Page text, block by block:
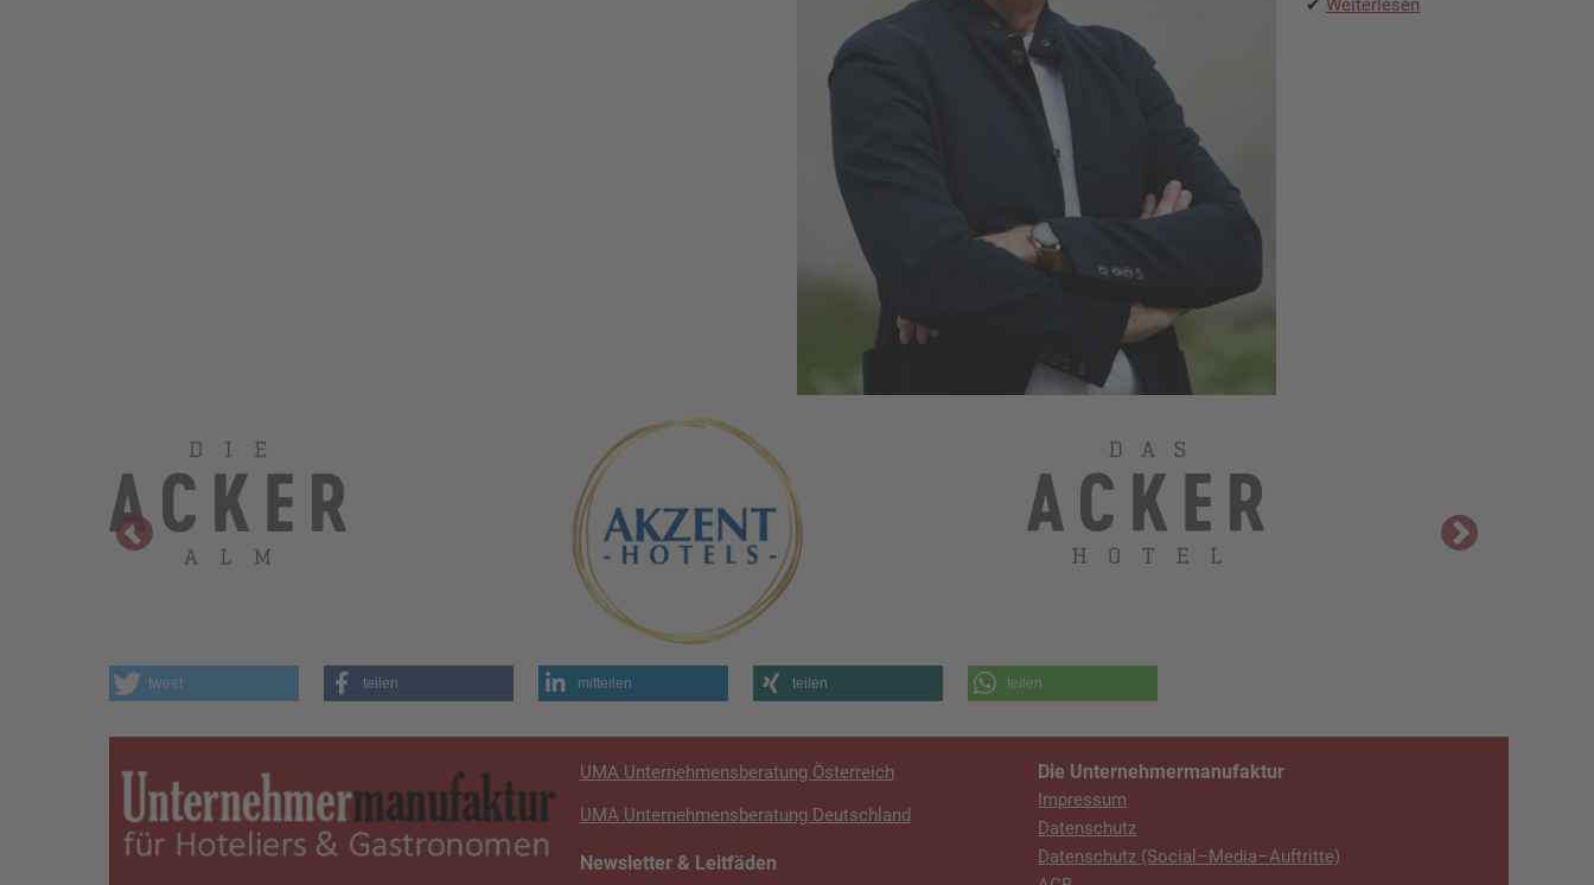
Weiterlesen
tweet teilen mitteilen teilen teilen
UMA Unternehmensberatung Österreich
UMA Unternehmensberatung Deutschland
Newsletter & Leitfäden
Die Unternehmermanufaktur
Impressum
Datenschutz
Datenschutz (Social–Media–Auftritte)